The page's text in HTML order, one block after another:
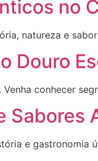
no
natureza e
Douro
conhecer
Sabores
e gastronomia